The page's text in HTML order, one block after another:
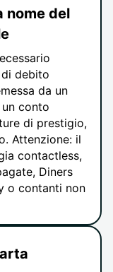
nome del
debito
da un
conto
di prestigio,
Attenzione: il
contactless,
Diners
o contanti non